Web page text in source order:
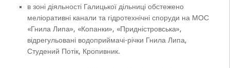
в зоні діяльності Галицької дільниці обстежено
меліоративні канали та гідротехнічні споруди на МОС
«Гнила Липа», «Копанки», «Придністровська»,
відрегульовані водоприймачі-річки Гнила Липа,
Студений Потік, Кропивник.